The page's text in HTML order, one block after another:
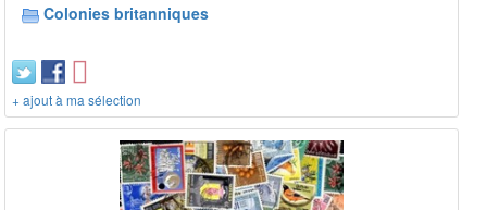
Colonies britanniques
+ ajout à ma sélection